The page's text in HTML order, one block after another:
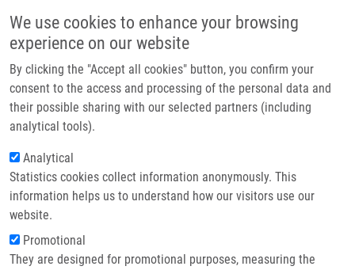
We use cookies to enhance your browsing
experience on our website
By clicking the "Accept all cookies" button, you confirm your
consent to the access and processing of the personal data and
their possible sharing with our selected partners (including
analytical tools).
Analytical
Statistics cookies collect information anonymously. This
information helps us to understand how our visitors use our
website.
Promotional
They are designed for promotional purposes, measuring the
Main
Domů
Partner institutions
Technologie a služby
Kontakt
Drobečková navigace
Domů
Non-ribosomal Cyclic Peptides: Specific Markers Of Fungal Infections
Non-ribosomal cyclic peptides:
Specific markers of fungal infections
HAVLÍČEK